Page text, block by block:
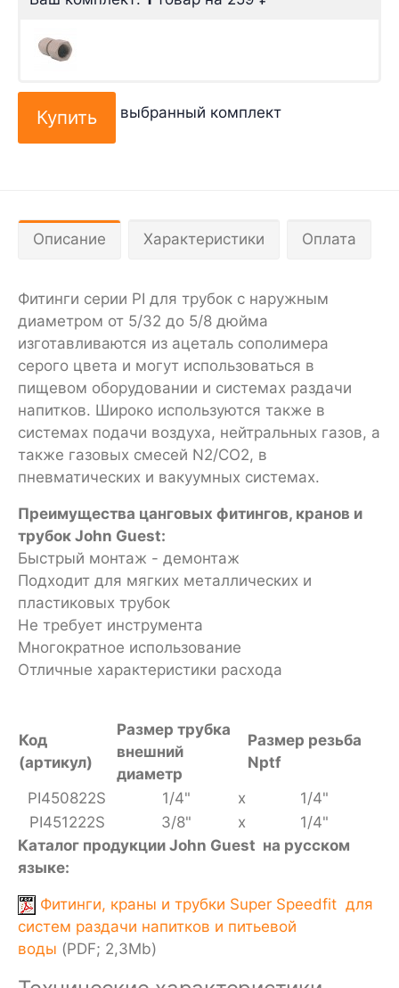
выбранный комплект
Описание Характеристики Оплата
Фитинги серии PI для трубок с наружным
диаметром от 5/32 до 5/8 дюйма
изготавливаются из ацеталь сополимера
серого цвета и могут использоваться в
пищевом оборудовании и системах раздачи
напитков. Широко используются также в
системах подачи воздуха, нейтральных газов, а
также газовых смесей N2/CO2, в
пневматических и вакуумных системах.
Преимущества цанговых фитингов, кранов и
трубок John Guest:
Быстрый монтаж - демонтаж
Подходит для мягких металлических и
пластиковых трубок
Не требует инструмента
Многократное использование
Отличные характеристики расхода
Код
(артикул)
Размер трубка
внешний
диаметр
Размер резьба
Nptf
PI450822S
1/4" x
1/4"
PI451222S
3/8" x
1/4"
Каталог продукции John Guest на русском
языке:
Фитинги, краны и трубки Super Speedfit для
систем раздачи напитков и питьевой
воды (PDF; 2,3Mb)